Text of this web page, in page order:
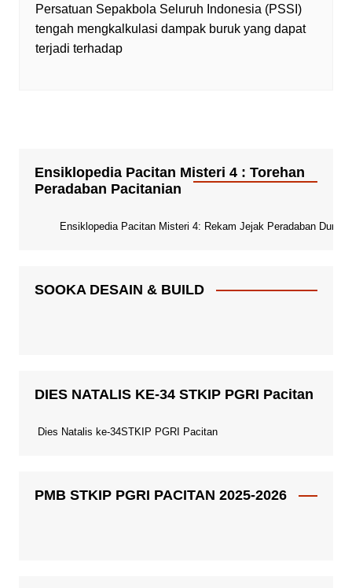
Persatuan Sepakbola Seluruh Indonesia (PSSI)
tengah mengkalkulasi dampak buruk yang dapat
terjadi terhadap
Ensiklopedia Pacitan Misteri 4 : Torehan
Peradaban Pacitanian
Ensiklopedia Pacitan Misteri 4: Rekam Jejak Peradaban Dunia
SOOKA DESAIN & BUILD
DIES NATALIS KE-34 STKIP PGRI Pacitan
Dies Natalis ke-34STKIP PGRI Pacitan
PMB STKIP PGRI PACITAN 2025-2026